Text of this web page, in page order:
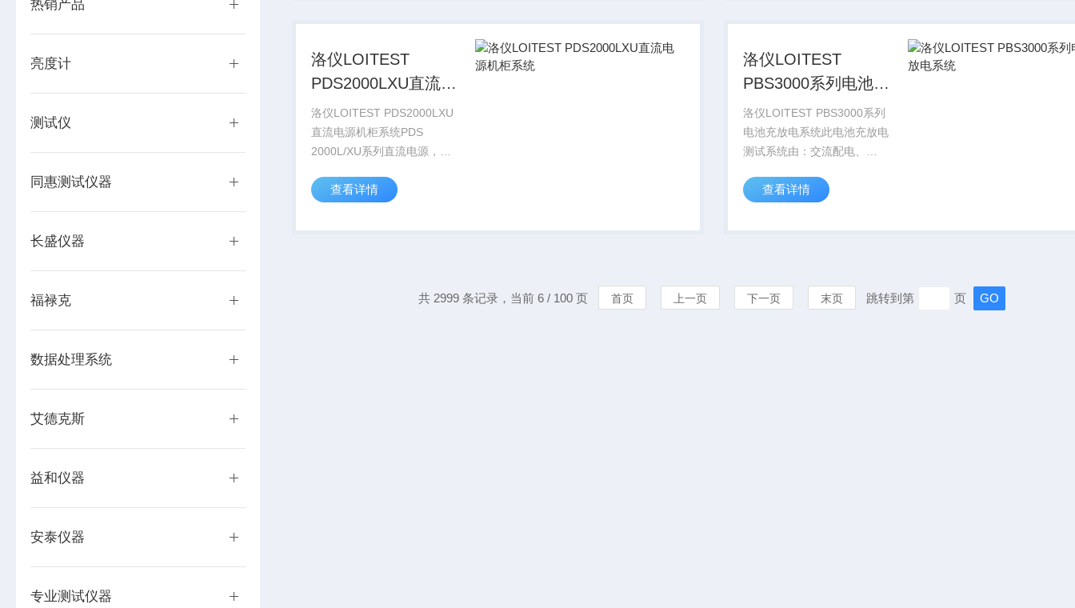
热销产品
亮度计
测试仪
同惠测试仪器
长盛仪器
福禄克
数据处理系统
艾德克斯
益和仪器
安泰仪器
专业测试仪器
洛仪LOITEST
PDS2000LXU直流电
源机柜系统
洛仪LOITEST PDS2000LXU
直流电源机柜系统PDS
2000L/XU系列直流电源，是
柜中的大功率直流电源系统。
流源组成，其高功率密度产...
查看详情
洛仪LOITEST
PBS3000系列电池充
放电系统
洛仪LOITEST PBS3000系列
电池充放电系统此电池充放电
测试系统由：交流配电、
机、中位机等组成，实现交直
同的电池进行充放电，支持通
查看详情
共 2999 条记录，当前 6 / 100 页 首页 上一页 下一页 末页 跳转到第 页